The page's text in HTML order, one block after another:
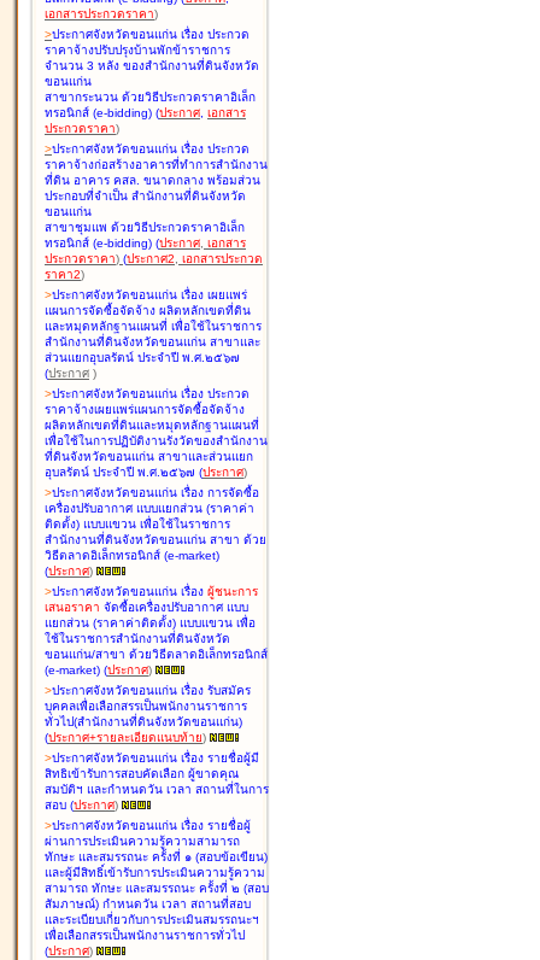
เอกสารประกวดราคา)
>ประกาศจังหวัดขอนแก่น เรื่อง ประกวด
ราคาจ้างปรับปรุงบ้านพักข้าราชการ
จำนวน 3 หลัง ของสำนักงานที่ดินจังหวัด
ขอนแก่น
สาขากระนวน ด้วยวิธีประกวดราคาอิเล็ก
ทรอนิกส์ (e-bidding) (ประกาศ, เอกสาร
ประกวดราคา)
>ประกาศจังหวัดขอนแก่น เรื่อง ประกวด
ราคาจ้างก่อสร้างอาคารที่ทำการสำนักงาน
ที่ดิน อาคาร คสล. ขนาดกลาง พร้อมส่วน
ประกอบที่จำเป็น สำนักงานที่ดินจังหวัด
ขอนแก่น
สาขาชุมแพ ด้วยวิธีประกวดราคาอิเล็ก
ทรอนิกส์ (e-bidding) (ประกาศ, เอกสาร
ประกวดราคา) (ประกาศ2, เอกสารประกวด
ราคา2)
>ประกาศจังหวัดขอนแก่น เรื่อง เผยแพร่
แผนการจัดซื้อจัดจ้าง ผลิตหลักเขตที่ดิน
และหมุดหลักฐานแผนที่ เพื่อใช้ในราชการ
สำนักงานที่ดินจังหวัดขอนแก่น สาขาและ
ส่วนแยกอุบลรัตน์ ประจำปี พ.ศ.๒๕๖๗
(ประกาศ )
>ประกาศจังหวัดขอนแก่น เรื่อง ประกวด
ราคาจ้างเผยแพร่แผนการจัดซื้อจัดจ้าง
ผลิตหลักเขตที่ดินและหมุดหลักฐานแผนที่
เพื่อใช้ในการปฏิบัติงานรังวัดของสำนักงาน
ที่ดินจังหวัดขอนแก่น สาขาและส่วนแยก
อุบลรัตน์ ประจำปี พ.ศ.๒๕๖๗ (ประกาศ)
>ประกาศจังหวัดขอนแก่น เรื่อง การจัดซื้อ
เครื่องปรับอากาศ แบบแยกส่วน (ราคาค่า
ติดตั้ง) แบบแขวน เพื่อใช้ในราชการ
สำนักงานที่ดินจังหวัดขอนแก่น สาขา ด้วย
วิธีตลาดอิเล็กทรอนิกส์ (e-market)
(ประกาศ)
>ประกาศจังหวัดขอนแก่น เรื่อง ผู้ชนะการ
เสนอราคา จัดซื้อเครื่องปรับอากาศ แบบ
แยกส่วน (ราคาค่าติดตั้ง) แบบแขวน เพื่อ
ใช้ในราชการสำนักงานที่ดินจังหวัด
ขอนแก่น/สาขา ด้วยวิธีตลาดอิเล็กทรอนิกส์
(e-market) (ประกาศ)
>ประกาศจังหวัดขอนแก่น เรื่อง รับสมัคร
บุคคลเพื่อเลือกสรรเป็นพนักงานราชการ
ทั่วไป(สำนักงานที่ดินจังหวัดขอนแก่น)
(ประกาศ+รายละเอียดแนบท้าย)
>ประกาศจังหวัดขอนแก่น เรื่อง รายชื่อผู้มี
สิทธิเข้ารับการสอบคัดเลือก ผู้ขาดคุณ
สมบัติฯ และกำหนดวัน เวลา สถานที่ในการ
สอบ (ประกาศ)
>ประกาศจังหวัดขอนแก่น เรื่อง รายชื่อผู้
ผ่านการประเมินความรู้ความสามารถ
ทักษะ และสมรรถนะ ครั้งที่ ๑ (สอบข้อเขียน)
และผู้มีสิทธิ์เข้ารับการประเมินความรู้ความ
สามารถ ทักษะ และสมรรถนะ ครั้งที่ ๒ (สอบ
สัมภาษณ์) กำหนดวัน เวลา สถานที่สอบ
และระเบียบเกี่ยวกับการประเมินสมรรถนะฯ
เพื่อเลือกสรรเป็นพนักงานราชการทั่วไป
(ประกาศ)